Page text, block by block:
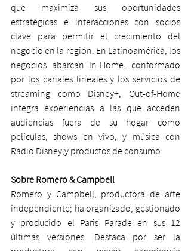
que maximiza sus oportunidades
estratégicas e interacciones con socios
clave para permitir el crecimiento del
negocio en la región. En Latinoamérica, los
negocios abarcan In-Home, conformado
por los canales lineales y los servicios de
streaming como Disney+, Out-of-Home
integra experiencias a las que acceden
audiencias fuera de su hogar como
películas, shows en vivo, y música con
Radio Disney,y productos de consumo.
Sobre Romero & Campbell
Romero y Campbell, productora de arte
independiente; ha organizado, gestionado
y producido el Paris Parade en sus 12
últimas versiones. Destaca por ser la